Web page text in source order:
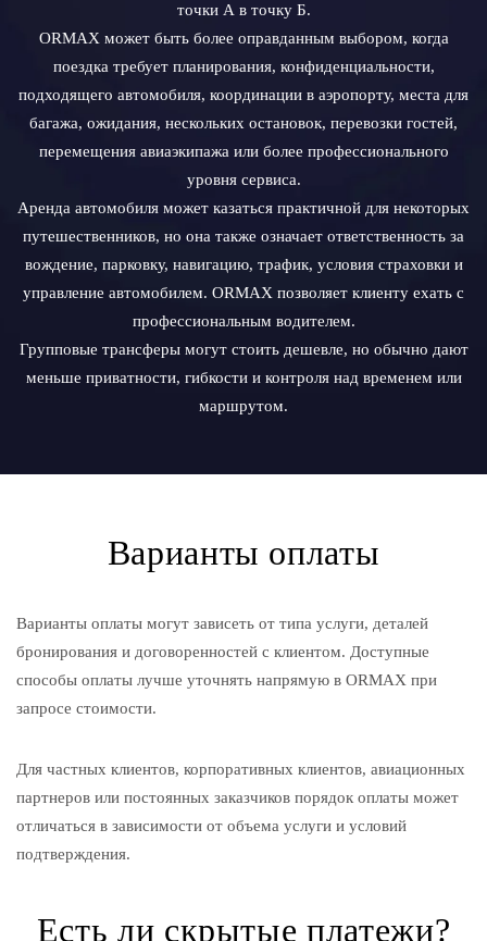
точки А в точку Б.
ORMAX может быть более оправданным выбором, когда
поездка требует планирования, конфиденциальности,
подходящего автомобиля, координации в аэропорту, места для
багажа, ожидания, нескольких остановок, перевозки гостей,
перемещения авиаэкипажа или более профессионального
уровня сервиса.
Аренда автомобиля может казаться практичной для некоторых
путешественников, но она также означает ответственность за
вождение, парковку, навигацию, трафик, условия страховки и
управление автомобилем. ORMAX позволяет клиенту ехать с
профессиональным водителем.
Групповые трансферы могут стоить дешевле, но обычно дают
меньше приватности, гибкости и контроля над временем или
маршрутом.
Варианты оплаты
Варианты оплаты могут зависеть от типа услуги, деталей
бронирования и договоренностей с клиентом. Доступные
способы оплаты лучше уточнять напрямую в ORMAX при
запросе стоимости.
Для частных клиентов, корпоративных клиентов, авиационных
партнеров или постоянных заказчиков порядок оплаты может
отличаться в зависимости от объема услуги и условий
подтверждения.
Есть ли скрытые платежи?